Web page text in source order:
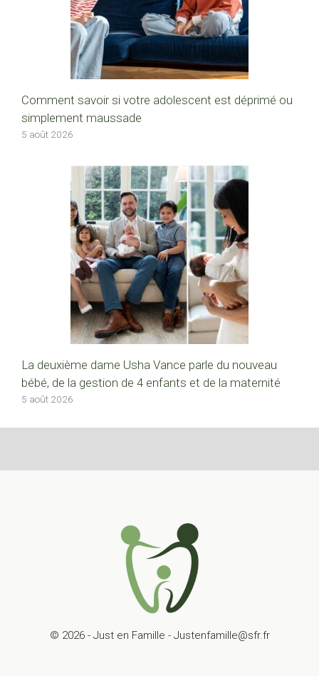
Comment savoir si votre adolescent est déprimé ou
simplement maussade
5 août 2026
La deuxième dame Usha Vance parle du nouveau
bébé, de la gestion de 4 enfants et de la maternité
5 août 2026
© 2026 - Just en Famille - Justenfamille@sfr.fr